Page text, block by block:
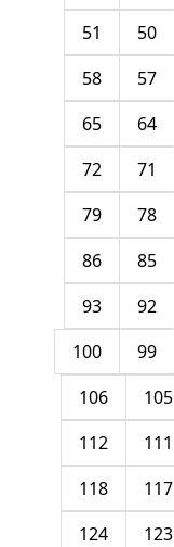
50
51
57
58
64
65
71
72
78
79
85
86
92
93
99
100
105
106
111
112
117
118
123
124